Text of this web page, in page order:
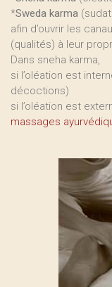
*Sweda karma
afin d’ouvrir les
(qualités) à leur
Dans sneha karma,
si l’oléation est
décoctions)
si l’oléation est
massages